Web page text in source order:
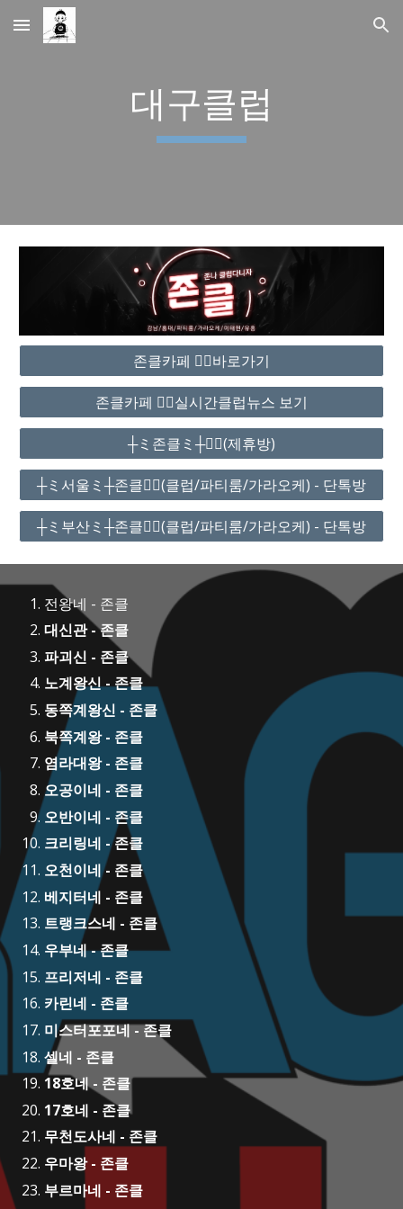
Skip to main content Skip to navigation
대구클럽
존클카페 ❤️‍🔥바로가기
존클카페 ❤️‍🔥실시간클럽뉴스 보기
┼ミ존클ミ┼❤️‍🔥(제휴방)
┼ミ서울ミ┼존클❤️‍🔥(클럽/파티룸/가라오케) - 단톡방
┼ミ부산ミ┼존클❤️‍🔥(클럽/파티룸/가라오케) - 단톡방
전왕네 - 존클
대신관 - 존클
파괴신 - 존클
노계왕신 - 존클
동쪽계왕신 - 존클
북쪽계왕 - 존클
염라대왕 - 존클
오공이네 - 존클
오반이네 - 존클
크리링네 - 존클
오천이네 - 존클
베지터네 - 존클
트랭크스네 - 존클
우부네 - 존클
프리저네 - 존클
카린네 - 존클
미스터포포네 - 존클
셀네 - 존클
18호네 - 존클
17호네 - 존클
무천도사네 - 존클
우마왕 - 존클
부르마네 - 존클